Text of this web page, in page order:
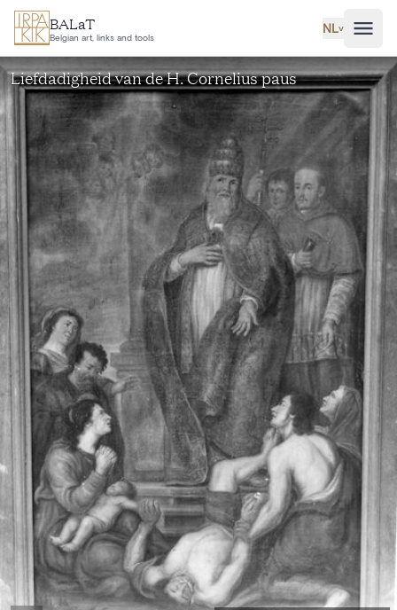
Ga naar hoofdinhoud
BALaT
Belgian art, links and tools
NL˅
Liefdadigheid van de H. Cornelius paus